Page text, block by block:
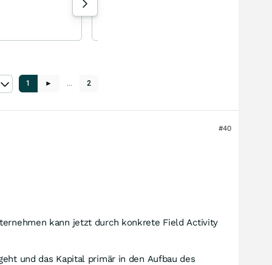
1 ► … 2
#40
kann jetzt durch konkrete Field Activity
und das Kapital primär in den Aufbau des